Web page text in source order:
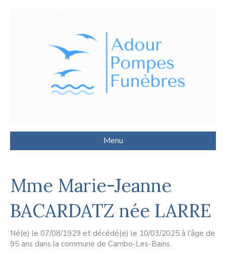
Menu
Mme Marie-Jeanne
BACARDATZ née LARRE
Né(e) le 07/08/1929 et décédé(e) le 10/03/2025 à l'âge de
95 ans dans la commune de Cambo-Les-Bains.